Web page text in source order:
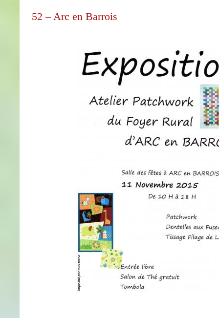
52 – Arc en Barrois